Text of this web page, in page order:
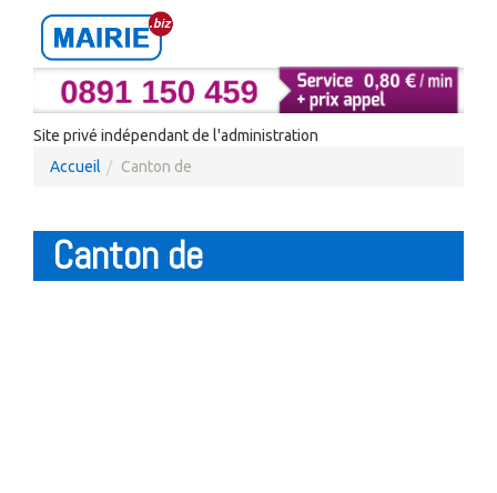
Site privé indépendant de l'administration
Accueil
Canton de
Canton de